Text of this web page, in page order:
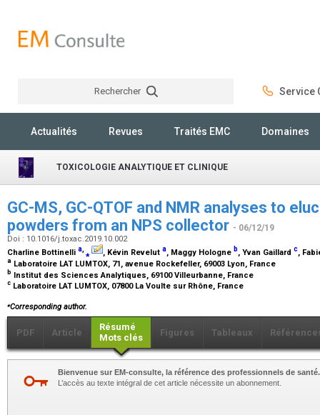
Rechercher Service
Actualités Revues Traités EMC Domaines
TOXICOLOGIE ANALYTIQUE ET CLINIQUE
GC-MS, GC-QTOF and NMR analyses to
powders from an NPS collector - 06/12/19
Doi : 10.1016/j.toxac.2019.10.002
Charline Bottinelli a,⁎ , Kévin Revelut a, Maggy Hologne b, Yvan Gaillard c,
a Laboratoire LAT LUMTOX, 71, avenue Rockefeller, 69003 Lyon, France
b Institut des Sciences Analytiques, 69100 Villeurbanne, France
c Laboratoire LAT LUMTOX, 07800 La Voulte sur Rhône, France
⁎Corresponding author.
PDF Article
Résumé
Mots clés
Figures Tableaux
Bienvenue sur EM-consulte, la référence des professionnels de santé.
L’accès au texte intégral de cet article nécessite un abonnement.